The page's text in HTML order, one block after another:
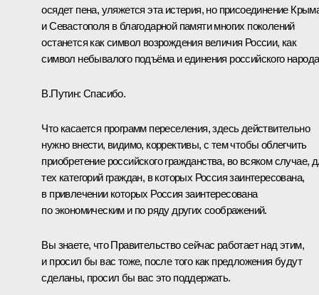
осядет пена, уляжется эта истерия, но присоединение
и Севастополя в благодарной памяти многих поколений
останется как символ возрождения величия России, как
символ небывалого подъёма и единения российского
В.Путин: Спасибо.
Что касается программ переселения, здесь действительно
нужно внести, видимо, коррективы, с тем чтобы облегчить
приобретение российского гражданства, во всяком случае,
тех категорий граждан, в которых Россия заинтересована,
в привлечении которых Россия заинтересована
по экономическим и по ряду других соображений.
Вы знаете, что Правительство сейчас работает над этим,
и просил бы вас тоже, после того как предложения будут
сделаны, просил бы вас это поддержать.